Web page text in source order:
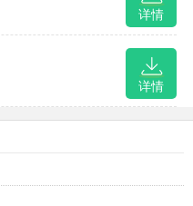
详情
详情